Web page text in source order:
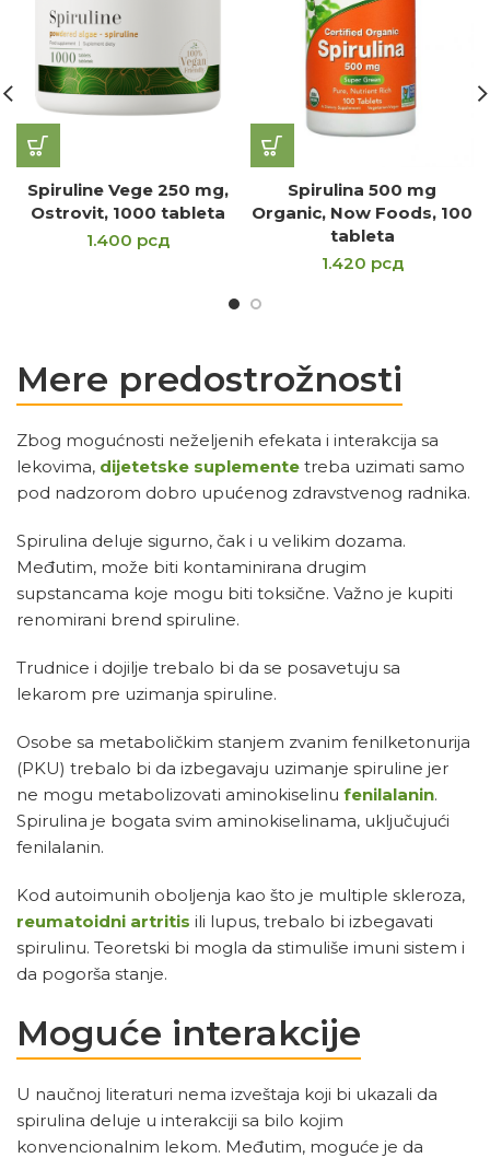
Spiruline Vege 250 mg,
Ostrovit, 1000 tableta
1.400 рсд
Spirulina 500 mg
Organic, Now Foods, 100
tableta
1.420 рсд
Mere predostrožnosti
Zbog mogućnosti neželjenih efekata i interakcija sa
lekovima, dijetetske suplemente treba uzimati samo
pod nadzorom dobro upućenog zdravstvenog radnika.
Spirulina deluje sigurno, čak i u velikim dozama.
Međutim, može biti kontaminirana drugim
supstancama koje mogu biti toksične. Važno je kupiti
renomirani brend spiruline.
Trudnice i dojilje trebalo bi da se posavetuju sa
lekarom pre uzimanja spiruline.
Osobe sa metaboličkim stanjem zvanim fenilketonurija
(PKU) trebalo bi da izbegavaju uzimanje spiruline jer
ne mogu metabolizovati aminokiselinu fenilalanin.
Spirulina je bogata svim aminokiselinama, uključujući
fenilalanin.
Kod autoimunih oboljenja kao što je multiple skleroza,
reumatoidni artritis ili lupus, trebalo bi izbegavati
spirulinu. Teoretski bi mogla da stimuliše imuni sistem i
da pogorša stanje.
Moguće interakcije
U naučnoj literaturi nema izveštaja koji bi ukazali da
spirulina deluje u interakciji sa bilo kojim
konvencionalnim lekom. Međutim, moguće je da